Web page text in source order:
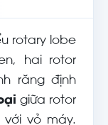
rotary lobe
hai rotor
răng định
giữa rotor
với vỏ máy.